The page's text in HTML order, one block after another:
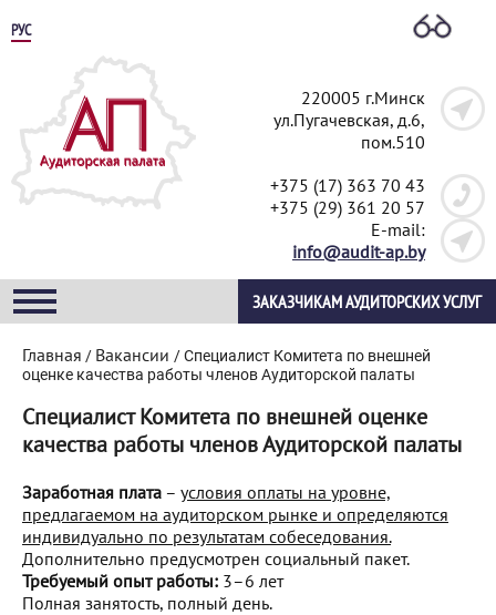
РУС
220005 г.Минск
ул.Пугачевская, д.6,
пом.510
+375 (17) 363 70 43
+375 (29) 361 20 57
E-mail:
info@audit-ap.by
ЗАКАЗЧИКАМ АУДИТОРСКИХ УСЛУГ
Главная / Вакансии /Специалист Комитета по внешней
оценке качества работы членов Аудиторской палаты
Специалист Комитета по внешней оценке
качества работы членов Аудиторской палаты
Заработная плата – условия оплаты на уровне,
предлагаемом на аудиторском рынке и определяются
индивидуально по результатам собеседования.
Дополнительно предусмотрен социальный пакет.
Требуемый опыт работы: 3–6 лет
Полная занятость, полный день.